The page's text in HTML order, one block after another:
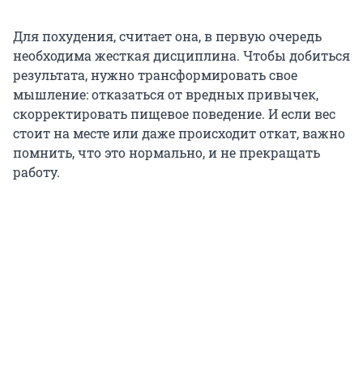
Для похудения, считает она, в первую очередь
необходима жесткая дисциплина. Чтобы добиться
результата, нужно трансформировать свое
мышление: отказаться от вредных привычек,
скорректировать пищевое поведение. И если вес
стоит на месте или даже происходит откат, важно
помнить, что это нормально, и не прекращать
работу.